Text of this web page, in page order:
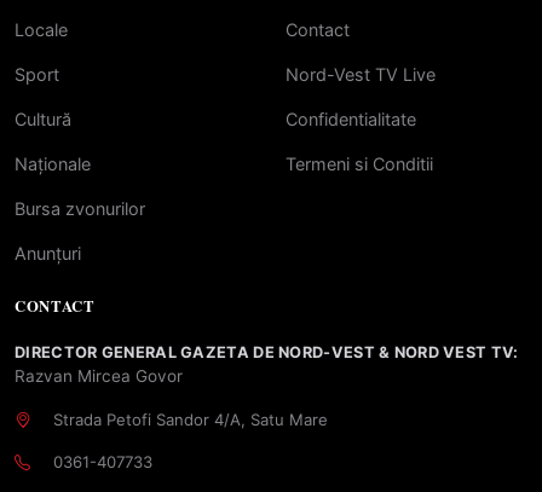
Locale
Sport
Cultură
Naționale
Bursa zvonurilor
Anunțuri
Contact
Nord-Vest TV Live
Confidentialitate
Termeni si Conditii
CONTACT
DIRECTOR GENERAL GAZETA DE NORD-VEST & NORD VEST TV:
Razvan Mircea Govor
Strada Petofi Sandor 4/A, Satu Mare
0361-407733